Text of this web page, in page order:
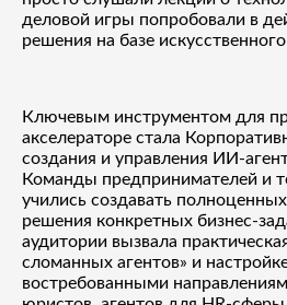
деловой игры попробовали в
решения на базе
Ключевым инструментом для
акселераторе стала
создания и управления ИИ-
Команды предпринимателей и
учились создавать
решения конкретных бизнес-
аудитории вызвала
сломанных агентов» и
востребованными